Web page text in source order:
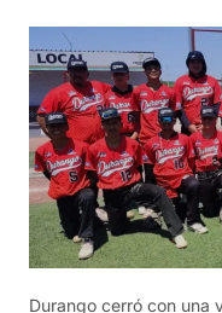
Durango cerró con una